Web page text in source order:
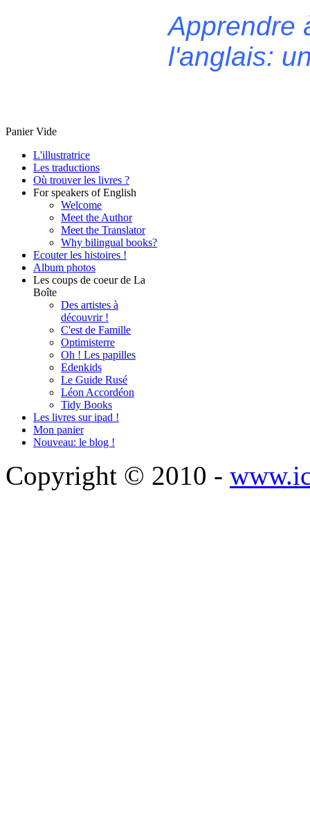
Apprendre
l'anglais:
Panier Vide
L'illustratrice
Les traductions
Où trouver les livres ?
For speakers of English
Welcome
Meet the Author
Meet the Translator
Why bilingual books?
Ecouter les histoires !
Album photos
Les coups de coeur de La
Boîte
Des artistes à
découvrir !
C'est de Famille
Optimisterre
Oh ! Les papilles
Edenkids
Le Guide Rusé
Léon Accordéon
Tidy Books
Les livres sur ipad !
Mon panier
Nouveau: le blog !
Copyright © 2010 -